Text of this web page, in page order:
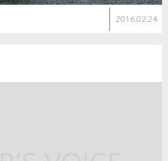
2016.02.24